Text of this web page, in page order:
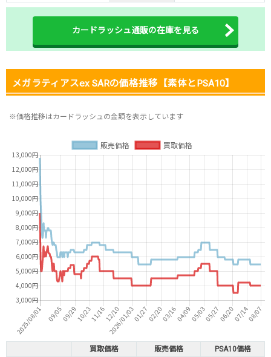
カードラッシュ通販の在庫を見る
メガラティアスex SARの価格推移【素体とPSA10】
※価格推移はカードラッシュの金額を表示しています
買取価格 販売価格
PSA10価格